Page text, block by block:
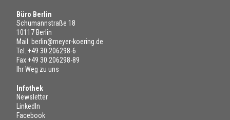
Büro Berlin
Schumannstraße 18
10117 Berlin
Mail: berlin@meyer-koering.de
Tel. +49 30 206298-6
Fax +49 30 206298-89
Ihr Weg zu uns
Infothek
Newsletter
LinkedIn
Facebook